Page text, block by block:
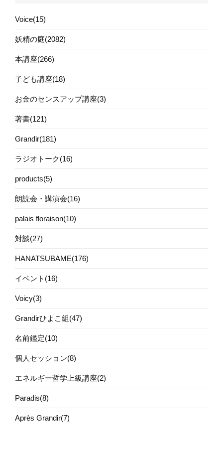
Voice(15)
妖精の庭(2082)
本講座(266)
子ども講座(18)
お金のセンスアップ講座(3)
著書(121)
Grandir(181)
ラジオトーク(16)
products(5)
朗読会・講演会(16)
palais floraison(10)
対談(27)
HANATSUBAME(176)
イベント(16)
Voicy(3)
Grandirひよこ組(47)
名前鑑定(10)
個人セッション(8)
エネルギー哲学上級講座(2)
Paradis(8)
Après Grandir(7)